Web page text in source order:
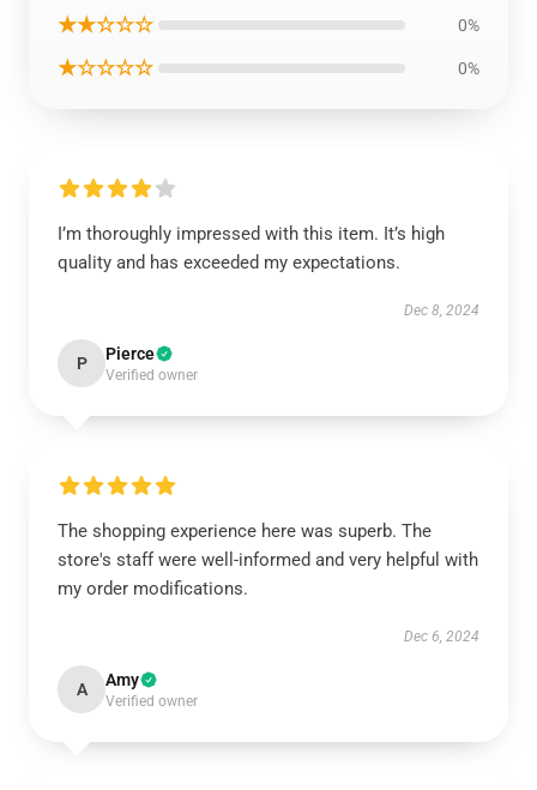
★★☆☆☆ 0%
★☆☆☆☆ 0%
I’m thoroughly impressed with this item. It’s high
quality and has exceeded my expectations.
Dec 8, 2024
P Pierce
Verified owner
The shopping experience here was superb. The
store's staff were well-informed and very helpful with
my order modifications.
Dec 6, 2024
A Amy
Verified owner